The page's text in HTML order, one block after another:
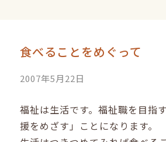
食べることをめぐって
2007年5月22日
福祉は生活です。福祉職を目指
援をめざす」ことになります。